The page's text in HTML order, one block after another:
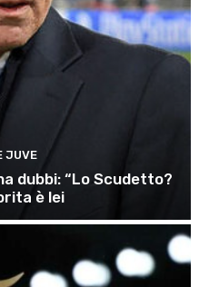
JUVE
dubbi: “Lo Scudetto?
è lei